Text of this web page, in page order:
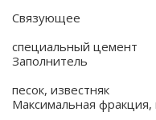
Связующее
специальный цемент
Заполнитель
песок, известняк
Максимальная фракция,